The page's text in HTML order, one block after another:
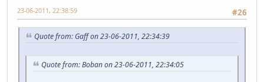
#26
23-06-2011, 22:38:59
Quote from: Gaff on 23-06-2011, 22:34:39
Quote from: Boban on 23-06-2011, 22:34:05